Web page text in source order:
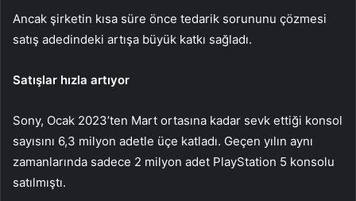
Ancak şirketin kısa süre önce tedarik sorununu çözmesi
satış adedindeki artışa büyük katkı sağladı.
Satışlar hızla artıyor
Sony, Ocak 2023’ten Mart ortasına kadar sevk ettiği konsol
sayısını 6,3 milyon adetle üçe katladı. Geçen yılın aynı
zamanlarında sadece 2 milyon adet PlayStation 5 konsolu
satılmıştı.